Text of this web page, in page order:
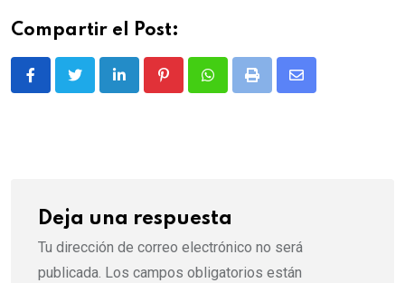
Compartir el Post:
LinkedIn PinterestWhatsappPrint
Share
Deja una respuesta
Tu dirección de correo electrónico no será
publicada. Los campos obligatorios están